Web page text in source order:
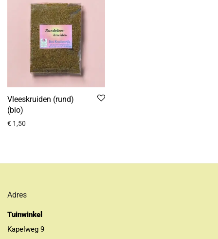
Vleeskruiden (rund)
(bio)
€ 1,50
Adres
Tuinwinkel
Kapelweg 9